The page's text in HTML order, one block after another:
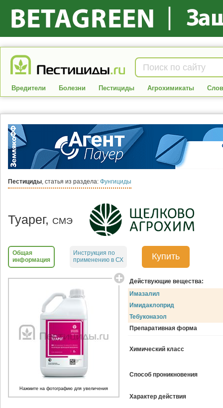
Вредители Болезни Пестициды Агрохимикаты
Пестициды, статья из раздела: Фунгициды
Туарег, СМЭ
Общая
информация
Инструкция по
применению в СХ
Купить
Действующие вещества:
Имазалил
Имидаклоприд
Тебуконазол
Препаративная форма
Химический класс
Способ проникновения
Характер действия
Нажмите на фотографию для увеличения